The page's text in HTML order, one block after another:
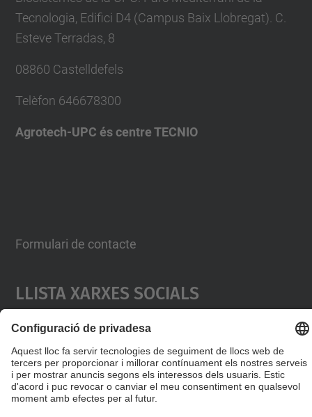
Tecnologia, Edifici D4 (Campus Baix Llobregat). C.
Esteve Terradas, 8
08860 Castelldefels
Telèfon 646678300
Agrotech-UPC és centre TECNIO
Formulari de contacte
Llista Xarxes Socials
© UPC